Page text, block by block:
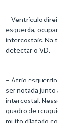
– Ventrículo
esquerda,
intercostais. Na
detectar o VD.
– Átrio esquerdo
ser notada junto
intercostal.
quadro de
muito dilatado